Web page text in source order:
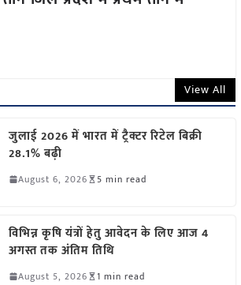
View All
जुलाई 2026 में भारत में ट्रैक्टर रिटेल बिक्री
28.1% बढ़ी
August 6, 2026 5 min read
विभिन्न कृषि यंत्रों हेतु आवेदन के लिए आज 4
अगस्त तक अंतिम तिथि
August 5, 2026 1 min read